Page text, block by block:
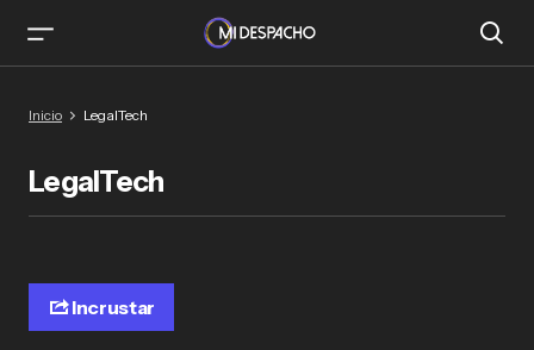
Inicio LegalTech
LegalTech
Incrustar